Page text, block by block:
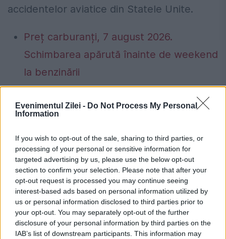
Evenimentul Zilei - Do Not Process My Personal
Information
If you wish to opt-out of the sale, sharing to third parties, or
processing of your personal or sensitive information for
targeted advertising by us, please use the below opt-out
section to confirm your selection. Please note that after your
opt-out request is processed you may continue seeing
interest-based ads based on personal information utilized by
us or personal information disclosed to third parties prior to
your opt-out. You may separately opt-out of the further
disclosure of your personal information by third parties on the
IAB’s list of downstream participants. This information may
accidentelor aviatice din Statele Unite.
Preț carburanți, 7 august 2026.
Schimbarea apărută înainte de weekend
la benzinării
141 de localități au impus restricții la apă.
Lista cu râurile și zonele afectate
avion pasageri